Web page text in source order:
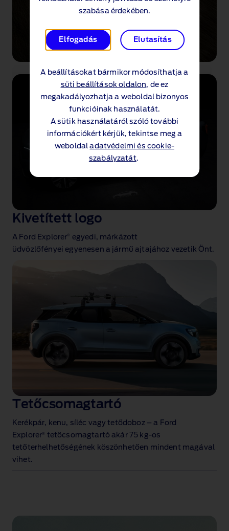
szabása érdekében.
Elfogadás Elutasítás
A beállításokat bármikor módosíthatja a
süti beállítások oldalon, de ez
megakadályozhatja a weboldal bizonyos
funkcióinak használatát.
A sütik használatáról szóló további
információkért kérjük, tekintse meg a
weboldaladatvédelmi és cookie-
szabályzatát.
Elektromos
vonóhorog
A még merészebb kalandokhoz a Ford Explorer
összkerékhajtással (AWD) akár 1800 kg‑ot is
vontathat, miközben az elektromos vonóhorog
egyetlen gombnyomással eltárolható
Kivetített logo
A Ford Explorer
egyedi, márkázott
üdvözlőfényei egyenesen a jármű ajtajához vezetik Önt.
Tetőcsomagtartó
Kerékpár, kenu, síléc vagy tetődoboz – a Ford
Explorer
tetőcsomagtartó akár 75 kg‑os
tetőterhelhetőségének köszönhetően mindent magával
vihet.